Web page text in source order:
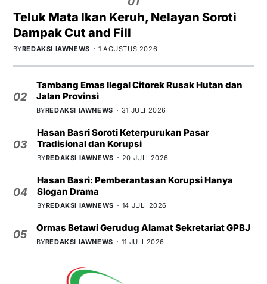
Teluk Mata Ikan Keruh, Nelayan Soroti
Dampak Cut and Fill
BYREDAKSI IAWNEWS 1 AGUSTUS 2026
02
Tambang Emas Ilegal Citorek Rusak Hutan dan
Jalan Provinsi
BYREDAKSI IAWNEWS 31 JULI 2026
03
Hasan Basri Soroti Keterpurukan Pasar
Tradisional dan Korupsi
BYREDAKSI IAWNEWS 20 JULI 2026
04
Hasan Basri: Pemberantasan Korupsi Hanya
Slogan Drama
BYREDAKSI IAWNEWS 14 JULI 2026
05
Ormas Betawi Gerudug Alamat Sekretariat GPBJ
BYREDAKSI IAWNEWS 11 JULI 2026